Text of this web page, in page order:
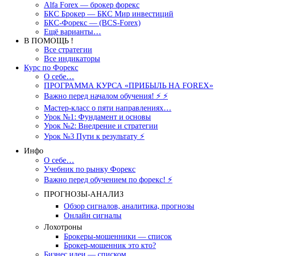
Alfa Forex — брокер форекс
БКС Брокер — БКС Мир инвестиций
БКС-Форекс — (BCS-Forex)
Ещё варианты…
В ПОМОЩЬ !
Все стратегии
Все индикаторы
Курс по Форекс
О себе…
ПРОГРАММА КУРСА «ПРИБЫЛЬ НА FOREX»
Важно перед началом обучения! ⚡ ⚡
Мастер-класс о пяти направлениях…
Урок №1: Фундамент и основы
Урок №2: Внедрение и стратегии
Урок №3 Пути к результату ⚡️
Инфо
О себе…
Учебник по рынку Форекс
Важно перед обучением по форекс! ⚡
ПРОГНОЗЫ-АНАЛИЗ
Обзор сигналов, аналитика, прогнозы
Онлайн сигналы
Лохотроны
Брокеры-мошенники — список
Брокер-мошенник это кто?
Бизнес идеи — списком